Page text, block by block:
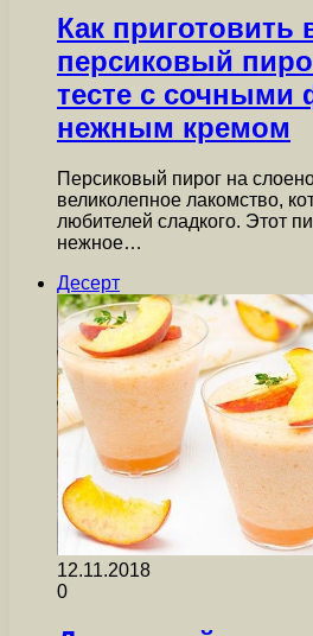
Как приготовить
персиковый
тесте с сочными
нежным кремом
Персиковый пирог на
великолепное лакомство,
любителей сладкого. Этот
нежное…
Десерт
12.11.2018
0